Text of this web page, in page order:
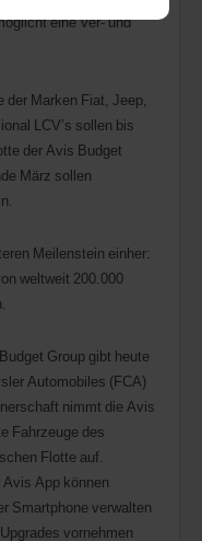
eine Ver- und
der Marken Fiat, Jeep,
LCV’s sollen bis
der Avis Budget
März sollen
Meilenstein einher:
weltweit 200.000
Group gibt heute
Automobiles (FCA)
nimmt die Avis
Fahrzeuge des
Flotte auf.
App können
Smartphone verwalten
vornehmen